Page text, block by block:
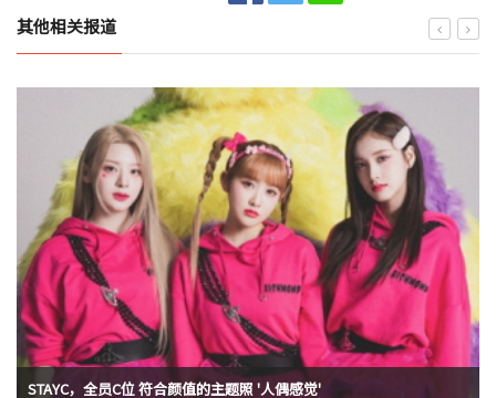
其他相关报道
STAYC，全员C位 符合颜值的主题照 '人偶感觉'